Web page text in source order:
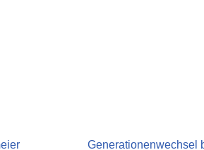
Generationenwechsel